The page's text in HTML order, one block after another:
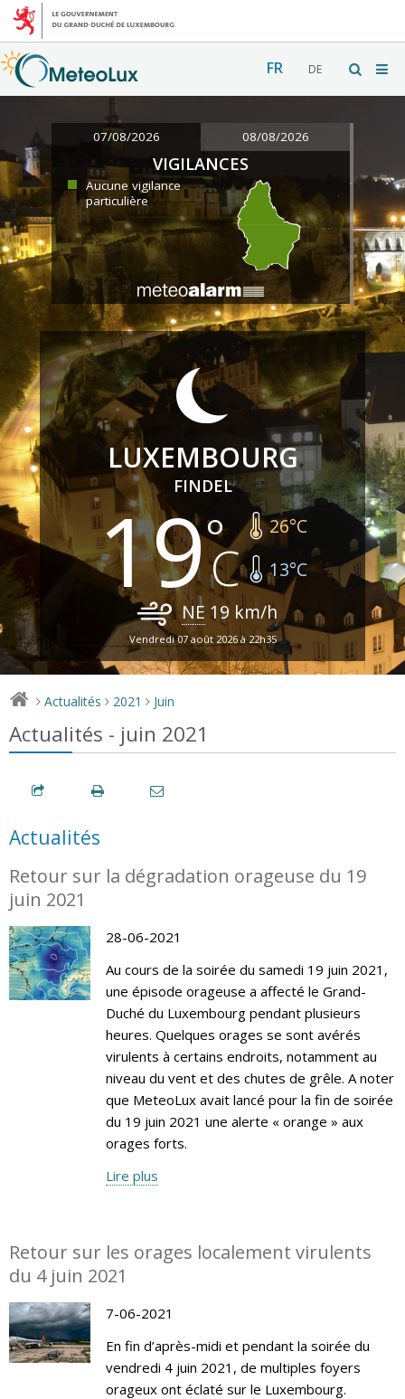
FR DE
07/08/2026 08/08/2026
VIGILANCES
Aucune vigilance
particulière
LUXEMBOURG
FINDEL
19 26°C
13°C
NE 19 km/h
Vendredi 07 août 2026 à 22h35
> Actualités > 2021 > Juin
Actualités - juin 2021
Actualités
Retour sur la dégradation orageuse du 19
juin 2021
28-06-2021
Au cours de la soirée du samedi 19 juin 2021,
une épisode orageuse a affecté le Grand-
Duché du Luxembourg pendant plusieurs
heures. Quelques orages se sont avérés
virulents à certains endroits, notamment au
niveau du vent et des chutes de grêle. A noter
que MeteoLux avait lancé pour la fin de soirée
du 19 juin 2021 une alerte « orange » aux
orages forts.
Lire plus
Retour sur les orages localement virulents
du 4 juin 2021
7-06-2021
En fin d’après-midi et pendant la soirée du
vendredi 4 juin 2021, de multiples foyers
orageux ont éclaté sur le Luxembourg.